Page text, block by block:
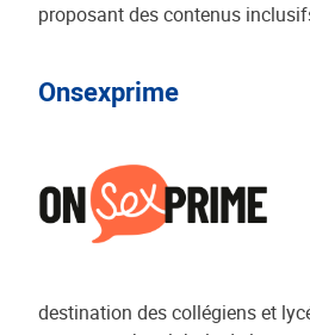
proposant des contenus
Onsexprime
destination des collégiens et